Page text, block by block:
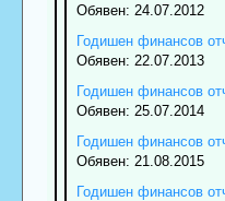
Обявен: 24.07.2012
Годишен финансов
Обявен: 22.07.2013
Годишен финансов
Обявен: 25.07.2014
Годишен финансов
Обявен: 21.08.2015
Годишен финансов